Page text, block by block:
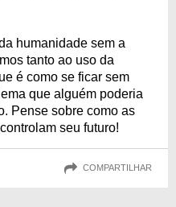
humanidade sem a
tanto ao uso da
é como se ficar sem
que alguém poderia
Pense sobre como as
seu futuro!
COMPARTILHAR